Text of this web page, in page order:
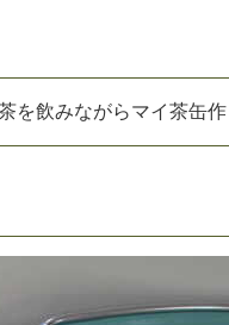
を飲みながらマイ茶缶作